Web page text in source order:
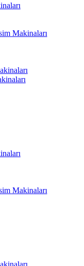
Makinaları
Makinaları